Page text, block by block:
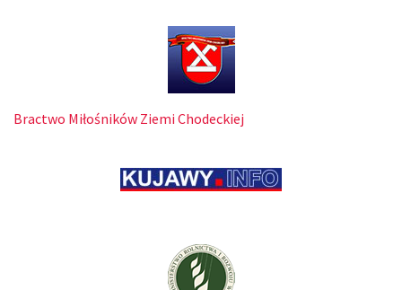
Bractwo Miłośników Ziemi Chodeckiej